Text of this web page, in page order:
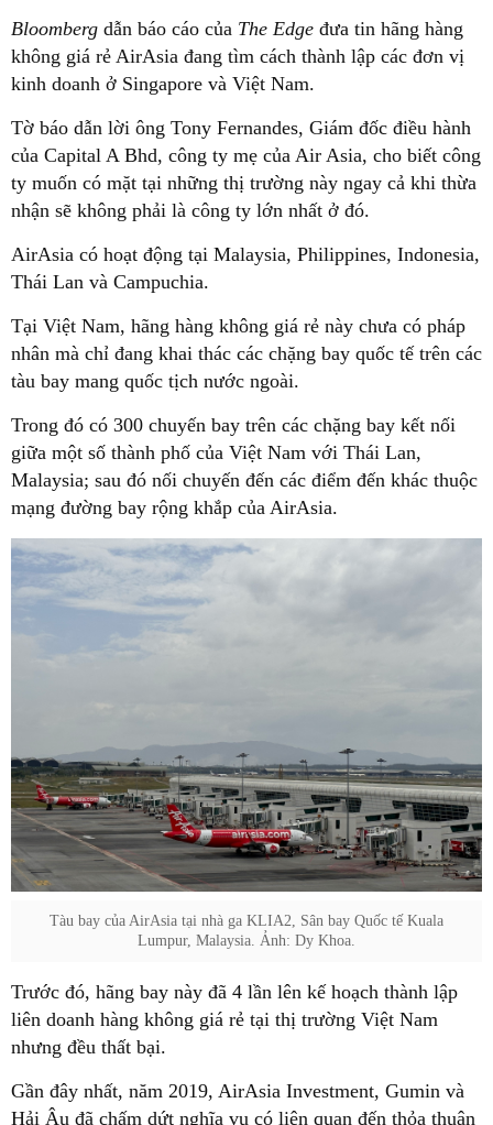
Bloomberg dẫn báo cáo của The Edge đưa tin hãng hàng
không giá rẻ AirAsia đang tìm cách thành lập các đơn vị
kinh doanh ở Singapore và Việt Nam.
Tờ báo dẫn lời ông Tony Fernandes, Giám đốc điều hành
của Capital A Bhd, công ty mẹ của Air Asia, cho biết công
ty muốn có mặt tại những thị trường này ngay cả khi thừa
nhận sẽ không phải là công ty lớn nhất ở đó.
AirAsia có hoạt động tại Malaysia, Philippines, Indonesia,
Thái Lan và Campuchia.
Tại Việt Nam, hãng hàng không giá rẻ này chưa có pháp
nhân mà chỉ đang khai thác các chặng bay quốc tế trên các
tàu bay mang quốc tịch nước ngoài.
Trong đó có 300 chuyến bay trên các chặng bay kết nối
giữa một số thành phố của Việt Nam với Thái Lan,
Malaysia; sau đó nối chuyến đến các điểm đến khác thuộc
mạng đường bay rộng khắp của AirAsia.
Tàu bay của AirAsia tại nhà ga KLIA2, Sân bay Quốc tế Kuala
Lumpur, Malaysia. Ảnh: Dy Khoa.
Trước đó, hãng bay này đã 4 lần lên kế hoạch thành lập
liên doanh hàng không giá rẻ tại thị trường Việt Nam
nhưng đều thất bại.
Gần đây nhất, năm 2019, AirAsia Investment, Gumin và
Hải Âu đã chấm dứt nghĩa vụ có liên quan đến thỏa thuận